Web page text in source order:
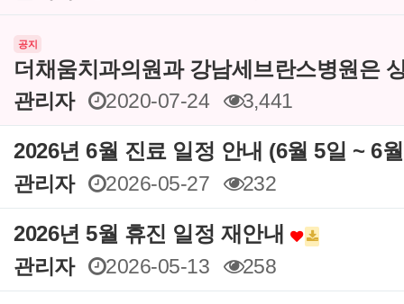
공지
더채움치과의원과 강남세브란스병원은
관리자
2020-07-24 3,441
2026년 6월 진료 일정 안내 (6월 5일 ~ 6
관리자
2026-05-27 232
2026년 5월 휴진 일정 재안내
관리자
2026-05-13 258